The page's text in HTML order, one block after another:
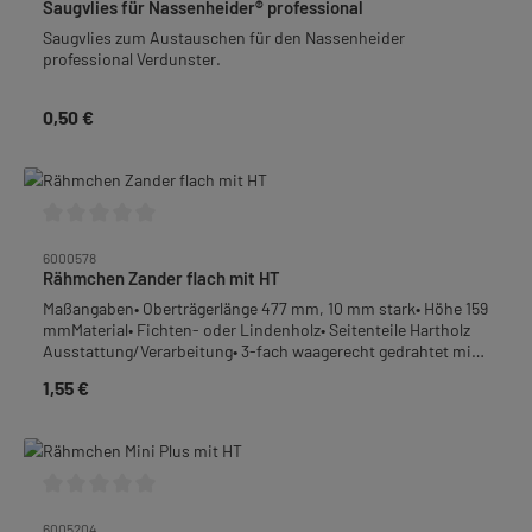
Saugvlies für Nassenheider® professional
Saugvlies zum Austauschen für den Nassenheider
professional Verdunster.
Regulärer Preis:
0,50 €
6000578
Rähmchen Zander flach mit HT
Maßangaben• Oberträgerlänge 477 mm, 10 mm stark• Höhe 159
mmMaterial• Fichten- oder Lindenholz• Seitenteile Hartholz
Ausstattung/Verarbeitung• 3-fach waagerecht gedrahtet mit
Hoffmann-Seitenteil (HT)Verpackungseinheit (VPE): 12
Regulärer Preis:
1,55 €